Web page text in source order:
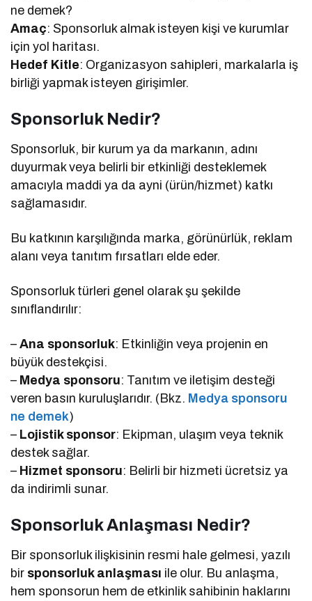
ne demek?
Amaç: Sponsorluk almak isteyen kişi ve kurumlar
için yol haritası.
Hedef Kitle: Organizasyon sahipleri, markalarla iş
birliği yapmak isteyen girişimler.
Sponsorluk Nedir?
Sponsorluk, bir kurum ya da markanın, adını
duyurmak veya belirli bir etkinliği desteklemek
amacıyla maddi ya da ayni (ürün/hizmet) katkı
sağlamasıdır.
Bu katkının karşılığında marka, görünürlük, reklam
alanı veya tanıtım fırsatları elde eder.
Sponsorluk türleri genel olarak şu şekilde
sınıflandırılır:
–Ana sponsorluk: Etkinliğin veya projenin en
büyük destekçisi.
– Medya sponsoru: Tanıtım ve iletişim desteği
veren basın kuruluşlarıdır. (Bkz. Medya sponsoru
ne demek)
– Lojistik sponsor: Ekipman, ulaşım veya teknik
destek sağlar.
– Hizmet sponsoru: Belirli bir hizmeti ücretsiz ya
da indirimli sunar.
Sponsorluk Anlaşması Nedir?
Bir sponsorluk ilişkisinin resmi hale gelmesi, yazılı
bir sponsorluk anlaşması ile olur. Bu anlaşma,
hem sponsorun hem de etkinlik sahibinin haklarını